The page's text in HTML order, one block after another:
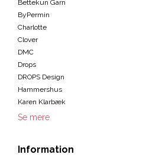
Bettekun Garn
ByPermin
Charlotte
Clover
DMC
Drops
DROPS Design
Hammershus
Karen Klarbæk
Se mere
Information